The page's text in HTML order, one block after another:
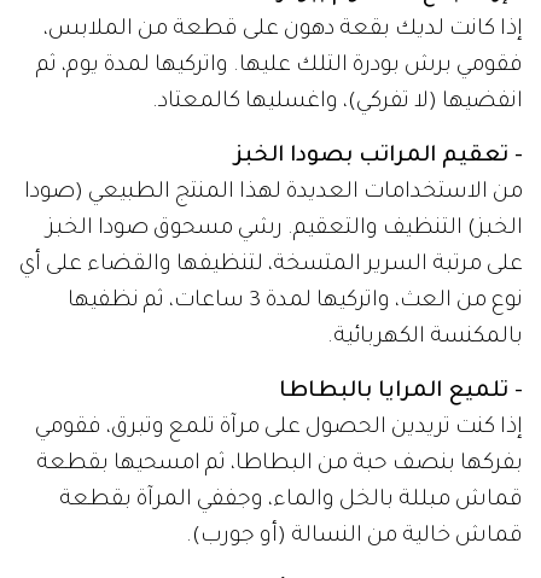
إذا كانت لديك بقعة دهون على قطعة من الملابس،
فقومي برش بودرة التلك عليها. واتركيها لمدة يوم، ثم
انفضيها (لا تفركي)، واغسليها كالمعتاد.
- تعقيم المراتب بصودا الخبز
من الاستخدامات العديدة لهذا المنتج الطبيعي (صودا
الخبز) التنظيف والتعقيم. رشي مسحوق صودا الخبز
على مرتبة السرير المتسخة، لتنظيفها والقضاء على أي
نوع من العث، واتركيها لمدة 3 ساعات، ثم نظفيها
بالمكنسة الكهربائية.
- تلميع المرايا بالبطاطا
إذا كنت تريدين الحصول على مرآة تلمع وتبرق، فقومي
بفركها بنصف حبة من البطاطا، ثم امسحيها بقطعة
قماش مبللة بالخل والماء، وجففي المرآة بقطعة
قماش خالية من النسالة (أو جورب).